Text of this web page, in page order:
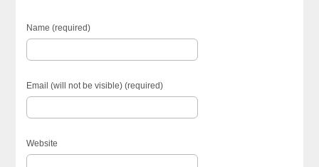
Name (required)
Email (will not be visible) (required)
Website